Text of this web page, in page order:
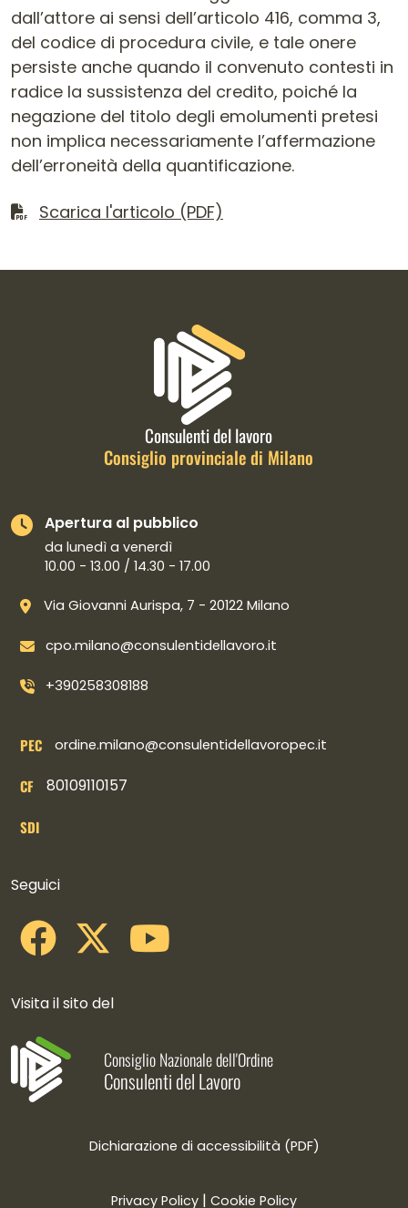
dall’attore ai sensi dell’articolo 416, comma 3,
del codice di procedura civile, e tale onere
persiste anche quando il convenuto contesti in
radice la sussistenza del credito, poiché la
negazione del titolo degli emolumenti pretesi
non implica necessariamente l’affermazione
dell’erroneità della quantificazione.
Scarica il file
Scarica l'articolo (PDF)
Informazioni di contatto e link
Consulenti del lavoro
Consiglio provinciale di Milano
Apertura al pubblico
da lunedì a venerdì
10.00 - 13.00 / 14.30 - 17.00
Via Giovanni Aurispa, 7 - 20122 Milano
cpo.milano@consulentidellavoro.it
+390258308188
PEC ordine.milano@consulentidellavoropec.it
CF 80109110157
SDI
Seguici
Visita il sito del
Consiglio Nazionale dell'Ordine
Consulenti del Lavoro
Dichiarazione di accessibilità (PDF)
Privacy Policy | Cookie Policy